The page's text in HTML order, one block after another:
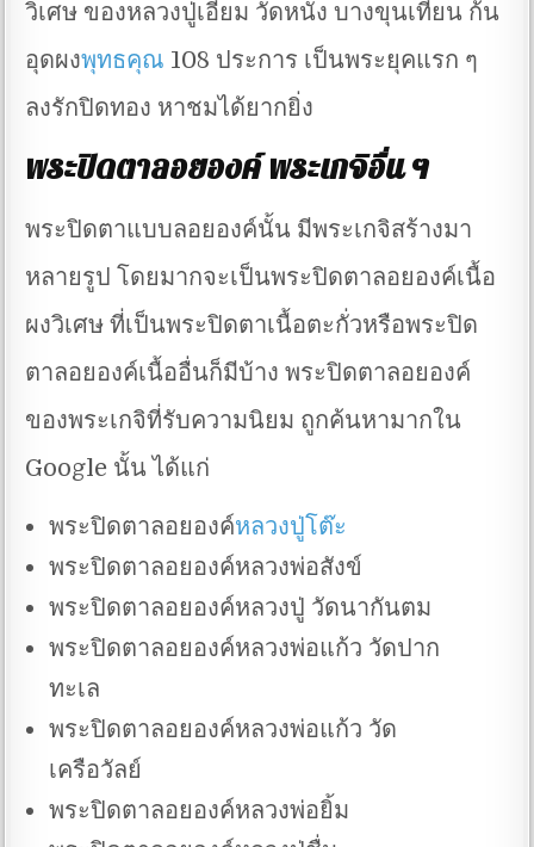
วิเศษ ของหลวงปู่เอี่ยม วัดหนัง บางขุนเทียน ก้น
อุดผงพุทธคุณ 108 ประการ เป็นพระยุคแรก ๆ
ลงรักปิดทอง หาชมได้ยากยิ่ง
พระปิดตาลอยองค์ พระเกจิอื่น ๆ
พระปิดตาแบบลอยองค์นั้น มีพระเกจิสร้างมา
หลายรูป โดยมากจะเป็นพระปิดตาลอยองค์เนื้อ
ผงวิเศษ ที่เป็นพระปิดตาเนื้อตะกั่วหรือพระปิด
ตาลอยองค์เนื้ออื่นก็มีบ้าง พระปิดตาลอยองค์
ของพระเกจิที่รับความนิยม ถูกค้นหามากใน
Google นั้น ได้แก่
พระปิดตาลอยองค์หลวงปู่โต๊ะ
พระปิดตาลอยองค์หลวงพ่อสังข์
พระปิดตาลอยองค์หลวงปู่ วัดนากันตม
พระปิดตาลอยองค์หลวงพ่อแก้ว วัดปาก
ทะเล
พระปิดตาลอยองค์หลวงพ่อแก้ว วัด
เครือวัลย์
พระปิดตาลอยองค์หลวงพ่อยิ้ม